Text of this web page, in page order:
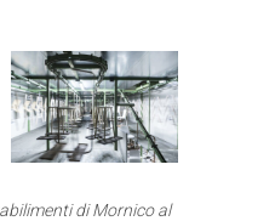
di Mornico al